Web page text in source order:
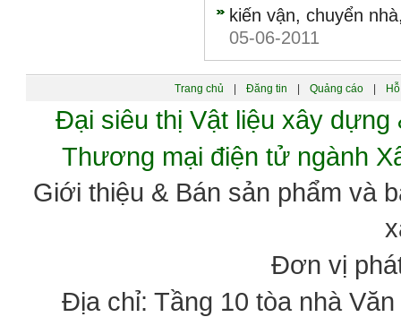
kiến vận, chuyển
05-06-2011
Trang chủ Đăng tin Quảng cáo
Đại siêu thị Vật liệu xây
Thương mại điện tử ngành
Giới thiệu & Bán sản phẩm và
Đơn vị
Địa chỉ: Tầng 10 tòa nhà